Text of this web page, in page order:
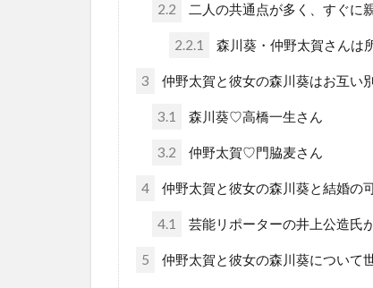
2.2 二人の共通点が多く、すぐに
2.2.1 森川葵・仲野太賀さんは
3 仲野太賀と彼女の森川葵はお互い
3.1 森川葵♡高橋一生さん
3.2 仲野太賀♡門脇麦さん
4 仲野太賀と彼女の森川葵と結婚の
4.1 芸能リポーターの井上公造氏
5 仲野太賀と彼女の森川葵について